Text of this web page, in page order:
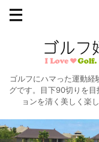
ゴルフにハマった運動
グです。目下90切りを
ョンを清く美しく楽